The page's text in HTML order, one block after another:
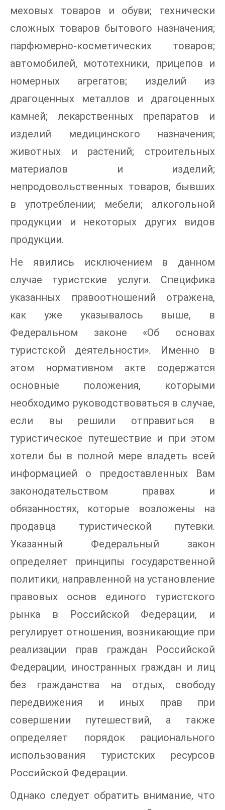
меховых товаров и обуви; технически
сложных товаров бытового назначения;
парфюмерно-косметических товаров;
автомобилей, мототехники, прицепов и
номерных агрегатов; изделий из
драгоценных металлов и драгоценных
камней; лекарственных препаратов и
изделий медицинского назначения;
животных и растений; строительных
материалов и изделий;
непродовольственных товаров, бывших
в употреблении; мебели; алкогольной
продукции и некоторых других видов
продукции.
Не явились исключением в данном
случае туристские услуги. Специфика
указанных правоотношений отражена,
как уже указывалось выше, в
Федеральном законе «Об основах
туристской деятельности». Именно в
этом нормативном акте содержатся
основные положения, которыми
необходимо руководствоваться в случае,
если вы решили отправиться в
туристическое путешествие и при этом
хотели бы в полной мере владеть всей
информацией о предоставленных Вам
законодательством правах и
обязанностях, которые возложены на
продавца туристической путевки.
Указанный Федеральный закон
определяет принципы государственной
политики, направленной на установление
правовых основ единого туристского
рынка в Российской Федерации, и
регулирует отношения, возникающие при
реализации прав граждан Российской
Федерации, иностранных граждан и лиц
без гражданства на отдых, свободу
передвижения и иных прав при
совершении путешествий, а также
определяет порядок рационального
использования туристских ресурсов
Российской Федерации.
Однако следует обратить внимание, что